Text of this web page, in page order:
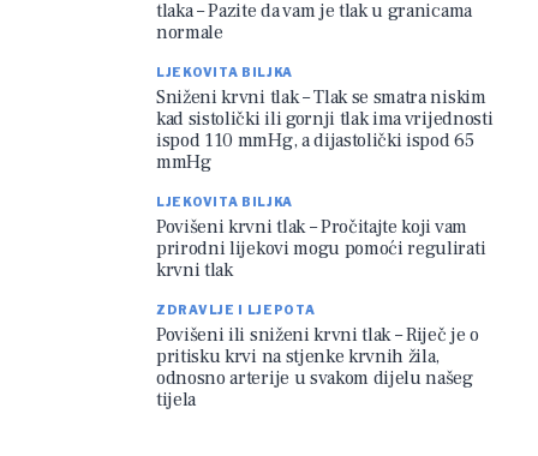
tlaka – Pazite da vam je tlak u granicama
normale
LJEKOVITA BILJKA
Sniženi krvni tlak – Tlak se smatra niskim
kad sistolički ili gornji tlak ima vrijednosti
ispod 110 mmHg, a dijastolički ispod 65
mmHg
LJEKOVITA BILJKA
Povišeni krvni tlak – Pročitajte koji vam
prirodni lijekovi mogu pomoći regulirati
krvni tlak
ZDRAVLJE I LJEPOTA
Povišeni ili sniženi krvni tlak – Riječ je o
pritisku krvi na stjenke krvnih žila,
odnosno arterije u svakom dijelu našeg
tijela